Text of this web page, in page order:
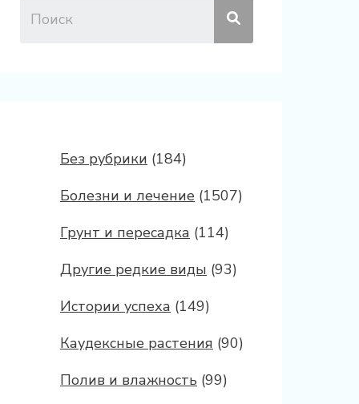
Без рубрики (184)
Болезни и лечение (1507)
Грунт и пересадка (114)
Другие редкие виды (93)
Истории успеха (149)
Каудексные растения (90)
Полив и влажность (99)